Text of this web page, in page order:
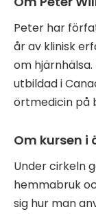
Peter har
år av klinisk
om
utbildad i
örtmedicin på
Om kursen i
Under cirkeln
hemmabruk
sig hur man